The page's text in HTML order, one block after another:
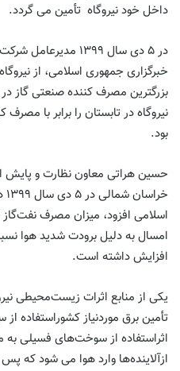
داخل خود نیروگاه تأمین ﻣﯽ ﮔﺮدد.
در ۵ دی سال ١٣٩٩
خبرگزاری جمهوری اسلامی، از
بزرگترین مصرف کننده صنعتی گاز
نیروگاه در تابستان را برابر با
بود.
حسین هراتی معاون نظارت و
اسلامی افزود، میزان مصرف نفت‌گاز
افزایش داشته است.
ﯾﮑﯽ از ﻣﻨﺎﺑﻊ اﺛﺮات زیست‌محیطی
ﺗﺄﻣﯿﻦ ﺑﺮق موردنیاز
اﺛﺮاﺳﺘﻔﺎده از سوخت‌های ﻓﺴﯿﻠﯽ ﺑﻪ
ازآلاینده‌ها وارد ﻫﻮا ﻣﯽ ﺷﻮد ﮐﻪ